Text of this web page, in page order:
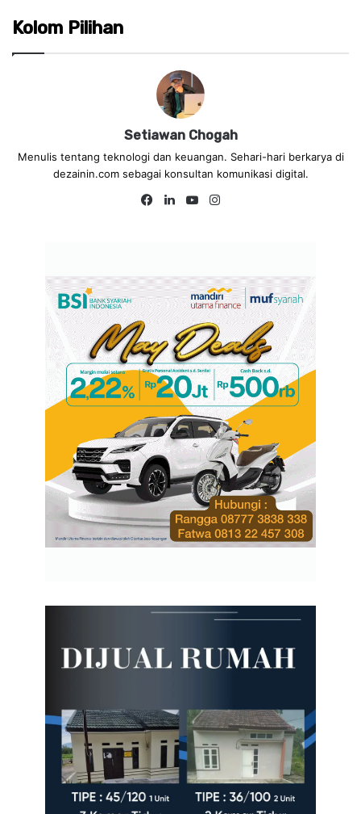
Kolom Pilihan
Setiawan Chogah
Menulis tentang teknologi dan keuangan. Sehari-hari berkarya di
dezainin.com sebagai konsultan komunikasi digital.
Fa
Lin
Yo